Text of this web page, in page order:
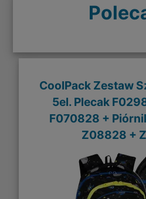
CoolPack Zestaw
5el. Plecak
F070828 +
Z08828 +